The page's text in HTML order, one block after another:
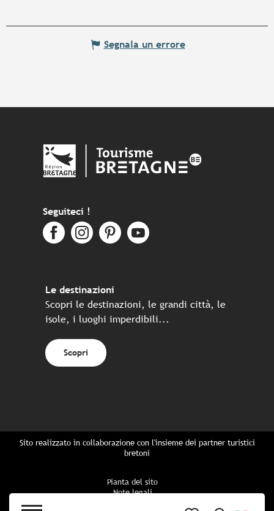
Segnala un errore
Seguiteci !
Le destinazioni
Scopri le destinazioni, le grandi città, le
isole, i luoghi imperdibili...
Scopri
Sito realizzato in collaborazione con l'insieme dei partner turistici
bretoni
Pianta del sito
Note legali